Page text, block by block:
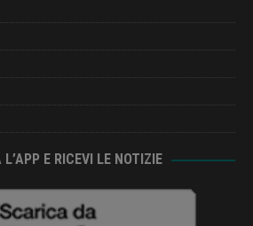
E RICEVI LE NOTIZIE